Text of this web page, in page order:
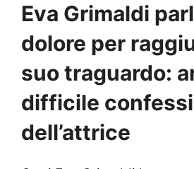
Eva Grimaldi
dolore per
suo traguardo:
difficile
dell’attrice